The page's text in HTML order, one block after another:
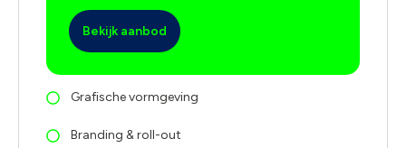
Bekijk aanbod
Grafische vormgeving
Branding & roll-out